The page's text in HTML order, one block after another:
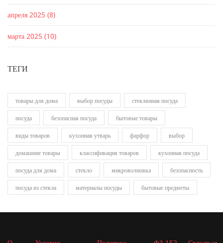
апреля 2025 (8)
марта 2025 (10)
ТЕГИ
товары для дома выбор посуды стеклянная посуда
посуда безопасная посуда бытовые товары
виды товаров кухонная утварь фарфор выбор
домашние товары классификация товаров кухонная посуда
посуда для дома стекло микроволновка безопасность
посуда из стекла материалы посуды бытовые предметы